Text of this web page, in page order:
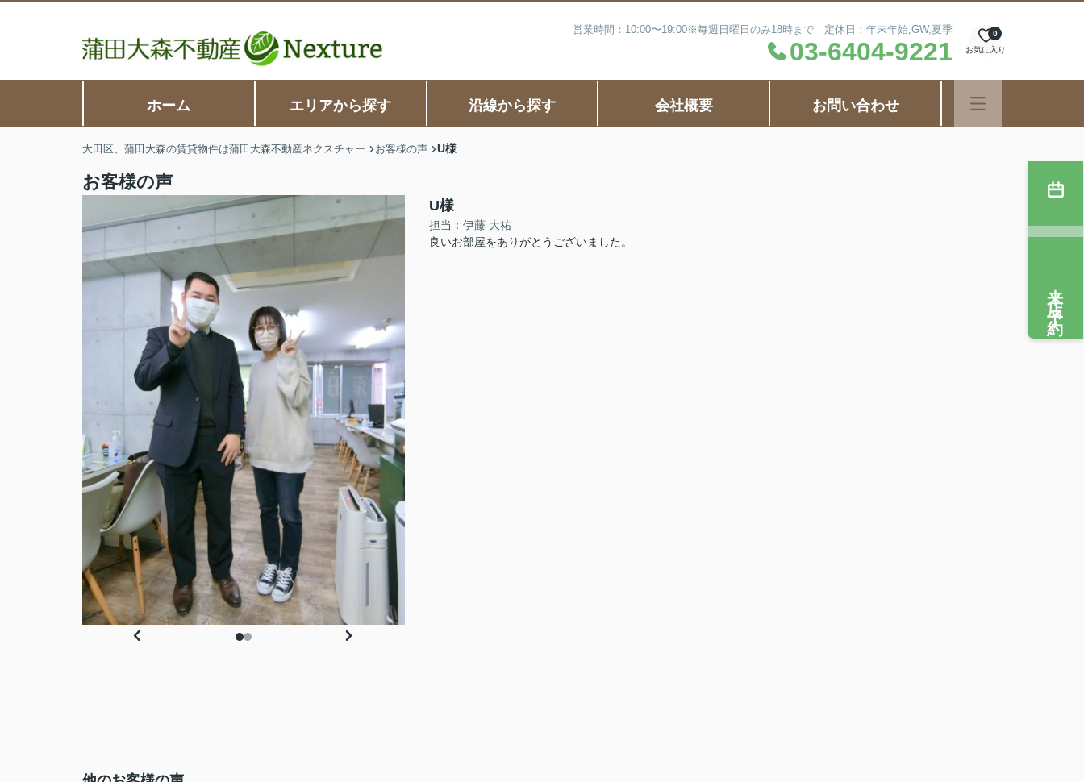
営業時間：10:00〜19:00※毎週日曜日のみ18時まで 定休日：年末年始,GW,夏季
03-6404-9221 お気に入り
0
ホーム エリアから探す 沿線から探す 会社概要 お問い合わせ
大田区、蒲田大森の賃貸物件は蒲田大森不動産ネクスチャー お客様の声 U様
お客様の声
U様
担当：伊藤 大祐
良いお部屋をありがとうございました。
来店予約